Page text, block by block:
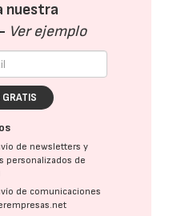
nuestra
Ver ejemplo
de newsletters y
personalizados de
de comunicaciones